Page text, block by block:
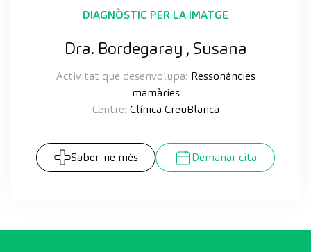
DIAGNÒSTIC PER LA IMATGE
Dra. Bordegaray , Susana
Activitat que desenvolupa: Ressonàncies
mamàries
Centre: Clínica CreuBlanca
Saber-ne més Demanar cita